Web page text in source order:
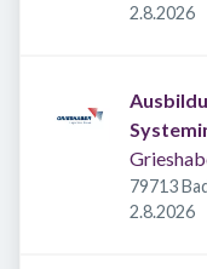
2.8.2026
79713
2.8.2026